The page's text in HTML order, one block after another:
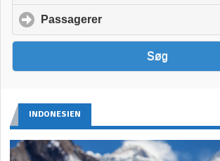
INDONESIEN